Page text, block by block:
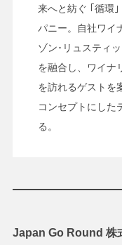
来へと紡ぐ ｢循環
パニー。自社ワイ
ゾン･リュスティ
を融合し、ワイナ
を訪れるゲストを
コンセプトにした
る。
Japan Go Round 株